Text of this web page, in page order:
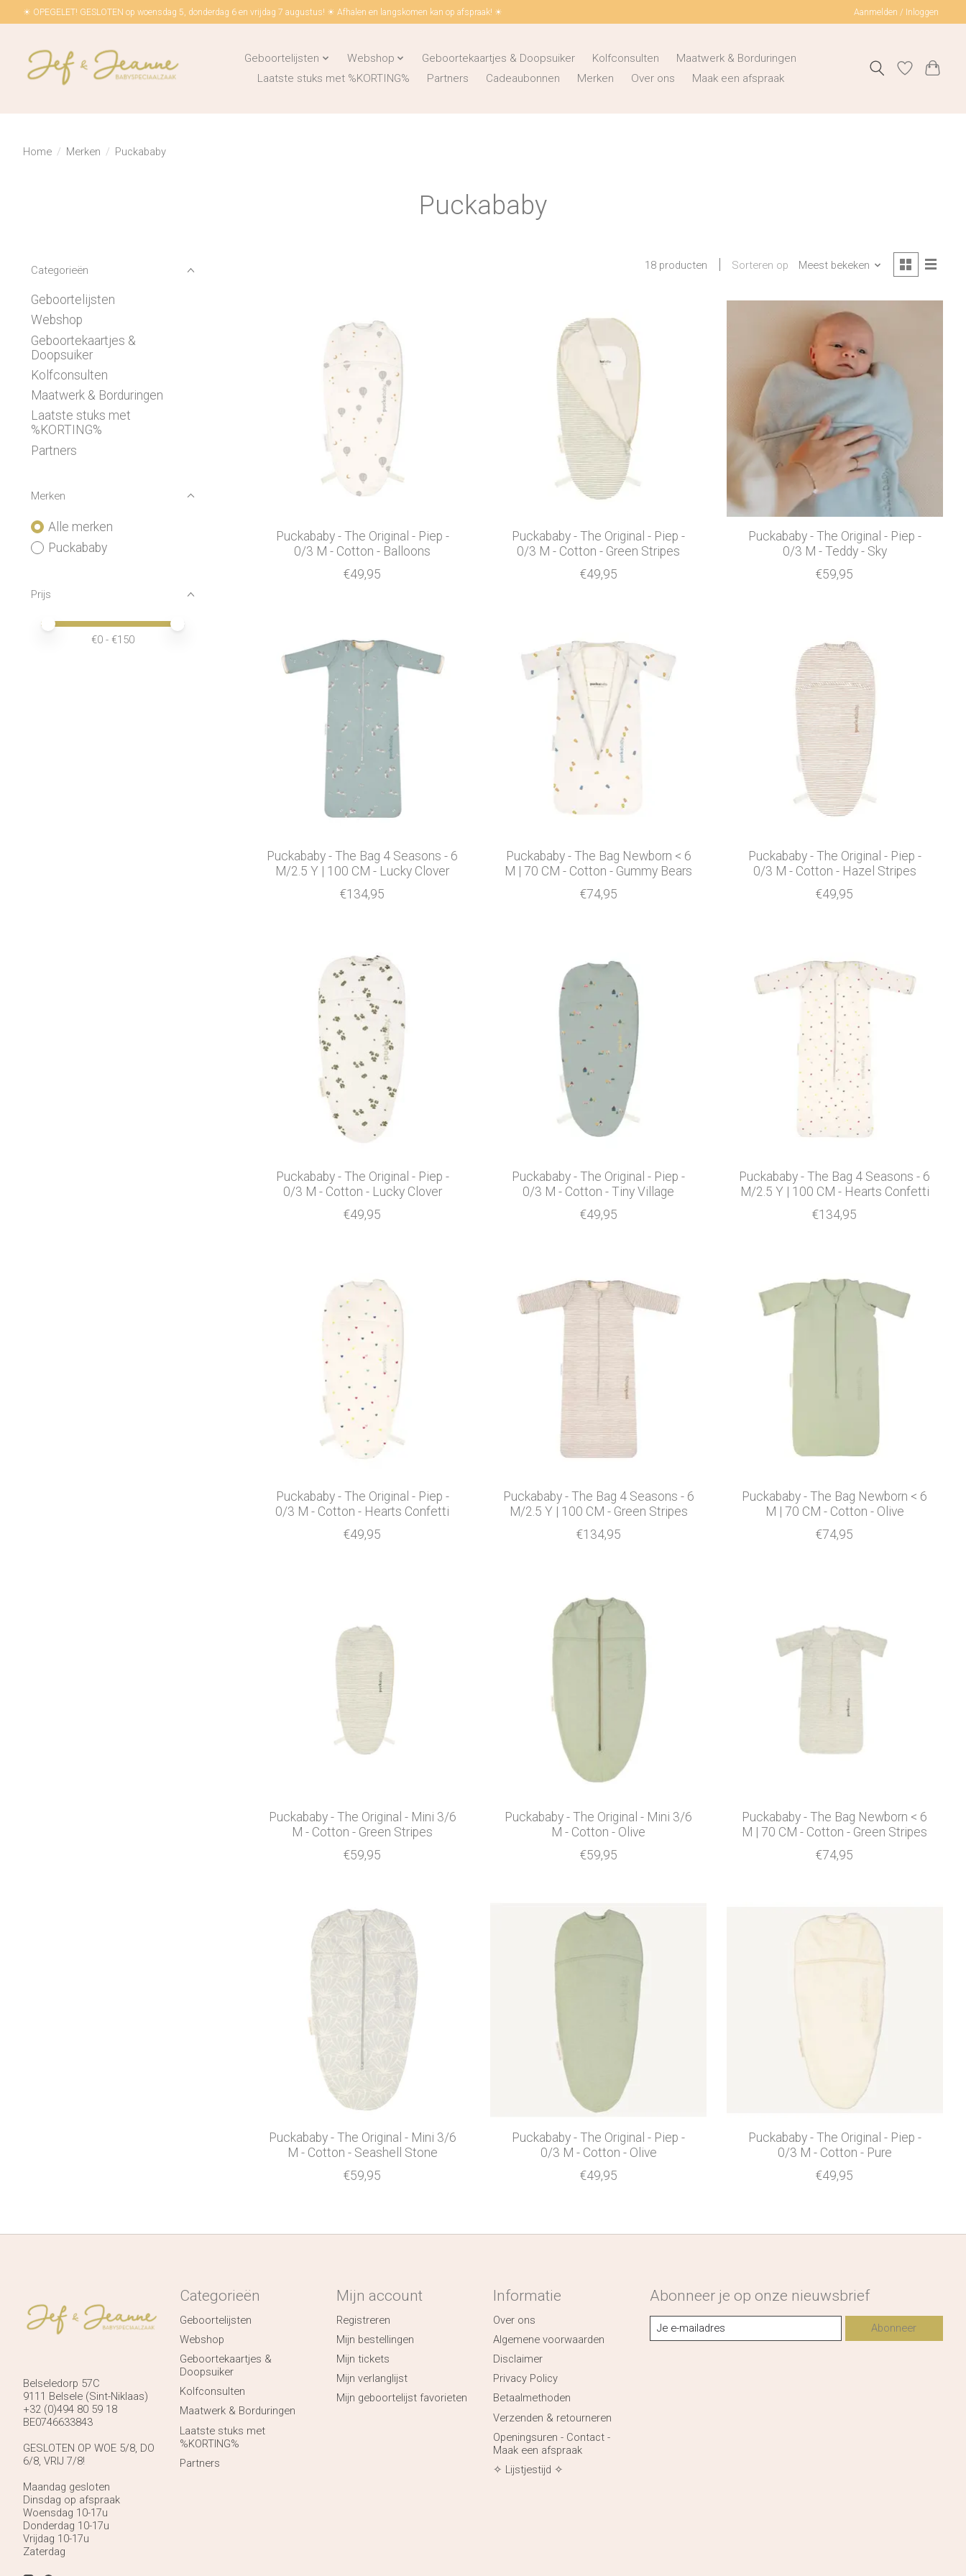
☀ OPEGELET! GESLOTEN op woensdag 5, donderdag 6 en vrijdag 7 augustus! ☀ Afhalen en langskomen kan op afspraak! ☀ Aanmelden / Inloggen
Geboortelijsten Webshop Geboortekaartjes & Doopsuiker Kolfconsulten
Maatwerk & Borduringen
Laatste stuks met %KORTING%
Partners Cadeaubonnen Merken Over ons Maak een afspraak
Home / Merken / Puckababy
Puckababy
Categorieën
Geboortelijsten
Webshop
Geboortekaartjes &
Doopsuiker
Kolfconsulten
Maatwerk & Borduringen
Laatste stuks met
%KORTING%
Partners
Merken
Alle merken
Puckababy
Prijs
Minimale prijswaarde
Price maximum value
€0 - €150
18 producten Sorteren op Meest bekeken
Puckababy - The Original - Piep -
0/3 M - Cotton - Balloons
€49,95
Puckababy - The Original - Piep -
0/3 M - Cotton - Green Stripes
€49,95
Puckababy - The Original - Piep -
0/3 M - Teddy - Sky
€59,95
Puckababy - The Bag 4 Seasons - 6
M/2.5 Y | 100 CM - Lucky Clover
€134,95
Puckababy - The Bag Newborn < 6
M | 70 CM - Cotton - Gummy Bears
€74,95
Puckababy - The Original - Piep -
0/3 M - Cotton - Hazel Stripes
€49,95
Puckababy - The Original - Piep -
0/3 M - Cotton - Lucky Clover
€49,95
Puckababy - The Original - Piep -
0/3 M - Cotton - Tiny Village
€49,95
Puckababy - The Bag 4 Seasons - 6
M/2.5 Y | 100 CM - Hearts Confetti
€134,95
Puckababy - The Original - Piep -
0/3 M - Cotton - Hearts Confetti
€49,95
Puckababy - The Bag 4 Seasons - 6
M/2.5 Y | 100 CM - Green Stripes
€134,95
Puckababy - The Bag Newborn < 6
M | 70 CM - Cotton - Olive
€74,95
Puckababy - The Original - Mini 3/6
M - Cotton - Green Stripes
€59,95
Puckababy - The Original - Mini 3/6
M - Cotton - Olive
€59,95
Puckababy - The Bag Newborn < 6
M | 70 CM - Cotton - Green Stripes
€74,95
Puckababy - The Original - Mini 3/6
M - Cotton - Seashell Stone
€59,95
Puckababy - The Original - Piep -
0/3 M - Cotton - Olive
€49,95
Puckababy - The Original - Piep -
0/3 M - Cotton - Pure
€49,95
Belseledorp 57C
9111 Belsele (Sint-Niklaas)
+32 (0)494 80 59 18
BE0746633843
GESLOTEN OP WOE 5/8, DO
6/8, VRIJ 7/8!
Maandag gesloten
Dinsdag op afspraak
Woensdag 10-17u
Donderdag 10-17u
Vrijdag 10-17u
Zaterdag
Categorieën
Geboortelijsten
Webshop
Geboortekaartjes &
Doopsuiker
Kolfconsulten
Maatwerk & Borduringen
Laatste stuks met
%KORTING%
Partners
Mijn account
Registreren
Mijn bestellingen
Mijn tickets
Mijn verlanglijst
Mijn geboortelijst favorieten
Informatie
Over ons
Algemene voorwaarden
Disclaimer
Privacy Policy
Betaalmethoden
Verzenden & retourneren
Openingsuren - Contact -
Maak een afspraak
✧ Lijstjestijd ✧
Abonneer je op onze nieuwsbrief
Abonneer